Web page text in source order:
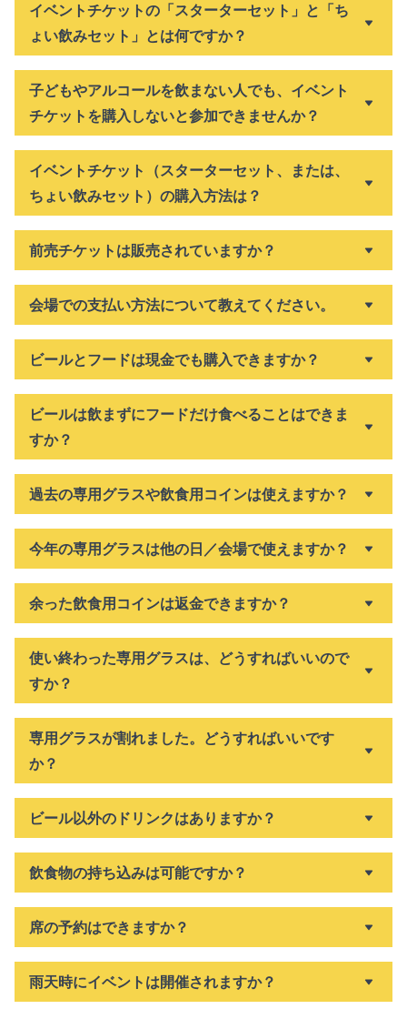
イベントチケットの「スターターセット」と「ち
ょい飲みセット」とは何ですか？
子どもやアルコールを飲まない人でも、イベント
チケットを購入しないと参加できませんか？
イベントチケット（スターターセット、または、
ちょい飲みセット）の購入方法は？
前売チケットは販売されていますか？
会場での支払い方法について教えてください。
ビールとフードは現金でも購入できますか？
ビールは飲まずにフードだけ食べることはできま
すか？
過去の専用グラスや飲食用コインは使えますか？
今年の専用グラスは他の日／会場で使えますか？
余った飲食用コインは返金できますか？
使い終わった専用グラスは、どうすればいいので
すか？
専用グラスが割れました。どうすればいいです
か？
ビール以外のドリンクはありますか？
飲食物の持ち込みは可能ですか？
席の予約はできますか？
雨天時にイベントは開催されますか？